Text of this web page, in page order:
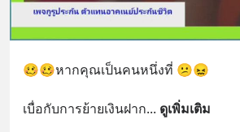
🥴🥴หากคุณเป็นคนหนึ่งที่ 😕😖
เบื่อกับการย้ายเงินฝาก... ดูเพิ่มเติม